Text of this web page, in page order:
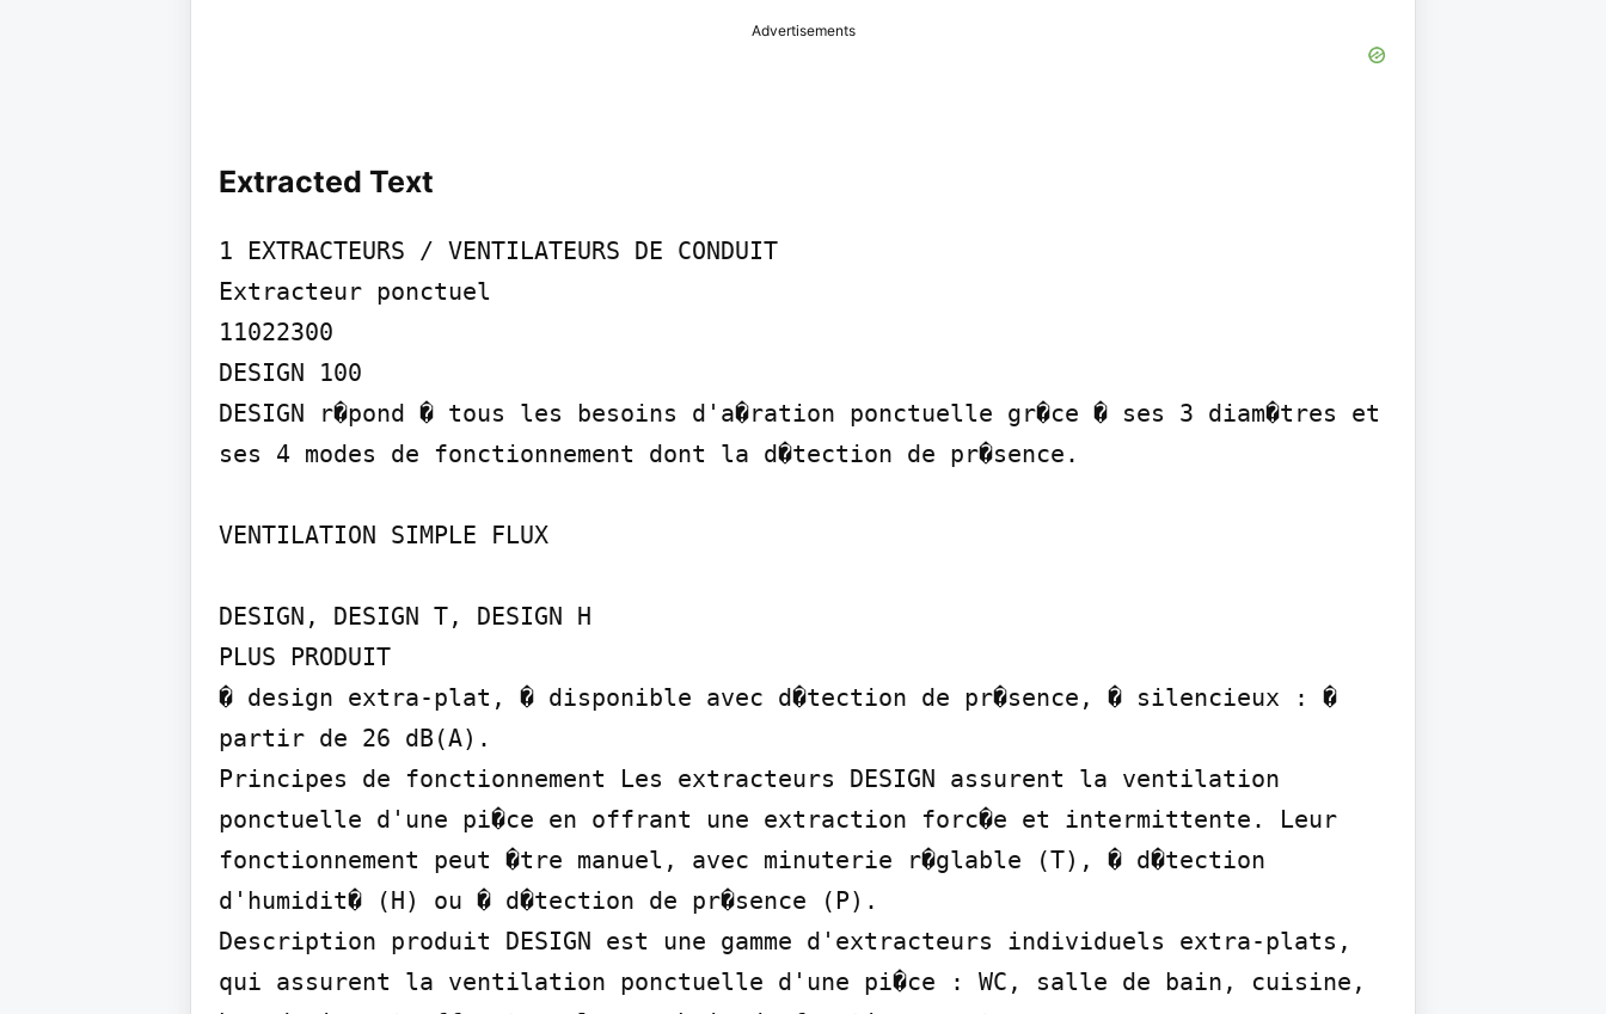
Advertisements
Extracted Text
1 EXTRACTEURS / VENTILATEURS DE CONDUIT
Extracteur ponctuel
11022300
DESIGN 100
DESIGN r�pond � tous les besoins d'a�ration ponctuelle gr�ce � ses 3 diam�tres et
ses 4 modes de fonctionnement dont la d�tection de pr�sence.
VENTILATION SIMPLE FLUX
DESIGN, DESIGN T, DESIGN H
PLUS PRODUIT
� design extra-plat, � disponible avec d�tection de pr�sence, � silencieux : �
partir de 26 dB(A).
Principes de fonctionnement Les extracteurs DESIGN assurent la ventilation
ponctuelle d'une pi�ce en offrant une extraction forc�e et intermittente. Leur
fonctionnement peut �tre manuel, avec minuterie r�glable (T), � d�tection
d'humidit� (H) ou � d�tection de pr�sence (P).
Description produit DESIGN est une gamme d'extracteurs individuels extra-plats,
qui assurent la ventilation ponctuelle d'une pi�ce : WC, salle de bain, cuisine,